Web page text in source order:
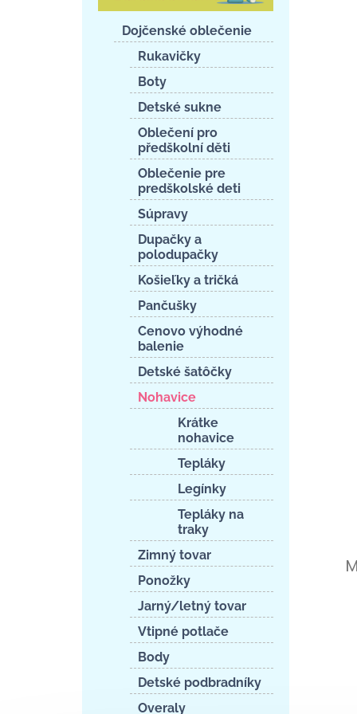
Dojčenské oblečenie
Rukavičky
Boty
Detské sukne
Oblečení pro
předškolní děti
Oblečenie pre
predškolské deti
Súpravy
Dupačky a
polodupačky
Košieľky a tričká
Pančušky
Cenovo výhodné
balenie
Detské šatôčky
Nohavice
Krátke
nohavice
Tepláky
Legínky
Tepláky na
traky
Zimný tovar
Ponožky
Jarný/letný tovar
Vtipné potlače
Body
Detské podbradníky
Overaly